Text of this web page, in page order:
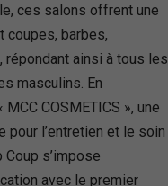
ces salons offrent une
coupes, barbes,
ainsi à tous les
masculins. En
COSMETICS », une
l’entretien et le soin
s’impose
avec le premier